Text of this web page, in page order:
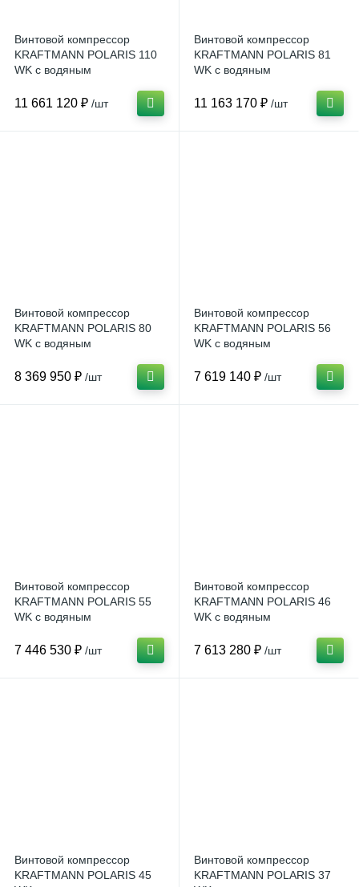
Винтовой компрессор
KRAFTMANN POLARIS 110
WK с водяным
11 661 120 ₽ /шт
Винтовой компрессор
KRAFTMANN POLARIS 81
WK с водяным
11 163 170 ₽ /шт
Винтовой компрессор
KRAFTMANN POLARIS 80
WK с водяным
8 369 950 ₽ /шт
Винтовой компрессор
KRAFTMANN POLARIS 56
WK с водяным
7 619 140 ₽ /шт
Винтовой компрессор
KRAFTMANN POLARIS 55
WK с водяным
7 446 530 ₽ /шт
Винтовой компрессор
KRAFTMANN POLARIS 46
WK с водяным
7 613 280 ₽ /шт
Винтовой компрессор
KRAFTMANN POLARIS 45
Винтовой компрессор
KRAFTMANN POLARIS 37